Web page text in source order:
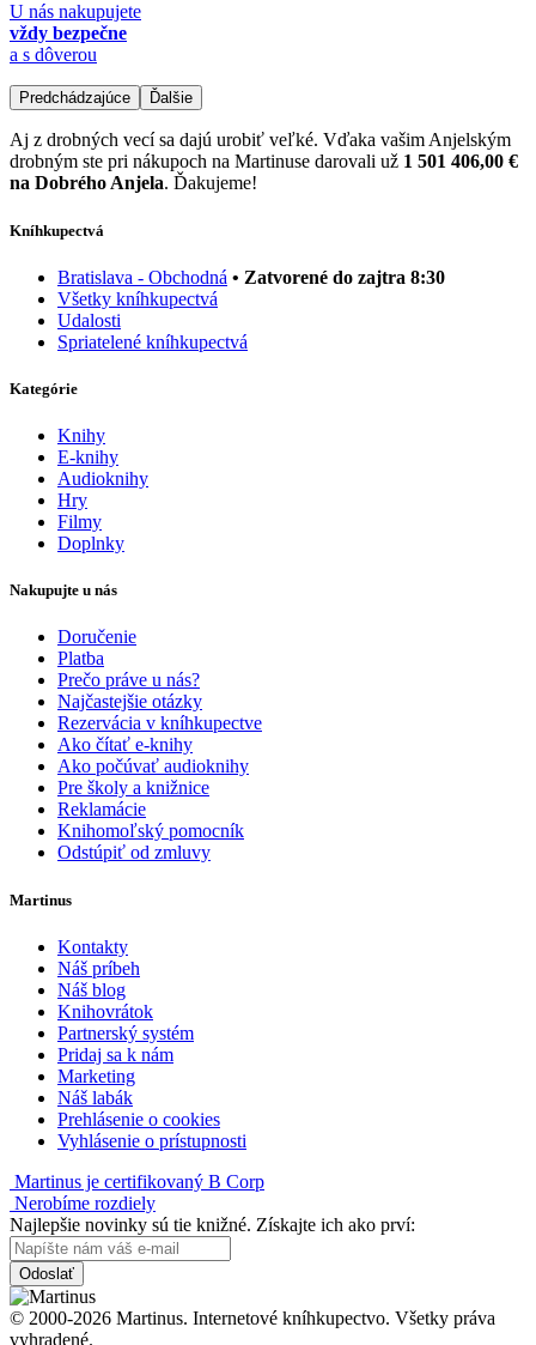
U nás nakupujete
vždy bezpečne
a s dôverou
Predchádzajúce Ďalšie
Aj z drobných vecí sa dajú urobiť veľké. Vďaka vašim Anjelským
drobným ste pri nákupoch na Martinuse darovali už 1 501 406,00 €
na Dobrého Anjela. Ďakujeme!
Kníhkupectvá
Bratislava - Obchodná • Zatvorené do zajtra 8:30
Všetky kníhkupectvá
Udalosti
Spriatelené kníhkupectvá
Kategórie
Knihy
E-knihy
Audioknihy
Hry
Filmy
Doplnky
Nakupujte u nás
Doručenie
Platba
Prečo práve u nás?
Najčastejšie otázky
Rezervácia v kníhkupectve
Ako čítať e-knihy
Ako počúvať audioknihy
Pre školy a knižnice
Reklamácie
Knihomoľský pomocník
Odstúpiť od zmluvy
Martinus
Kontakty
Náš príbeh
Náš blog
Knihovrátok
Partnerský systém
Pridaj sa k nám
Marketing
Náš labák
Prehlásenie o cookies
Vyhlásenie o prístupnosti
Martinus je certifikovaný B Corp
Nerobíme rozdiely
Najlepšie novinky sú tie knižné. Získajte ich ako prví:
Odoslať
© 2000-2026 Martinus. Internetové kníhkupectvo. Všetky práva
vyhradené.